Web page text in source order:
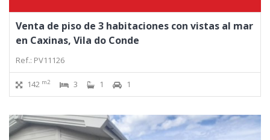
Venta de piso de 3 habitaciones con vistas al mar
en Caxinas, Vila do Conde
Ref.: PV11126
142 m2 3 1 1